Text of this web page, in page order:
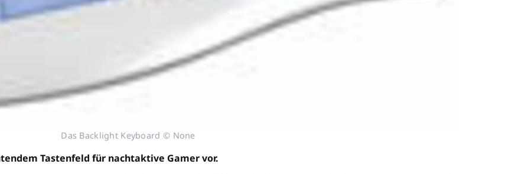
Das Backlight Keyboard © None
Tastenfeld für nachtaktive Gamer vor.